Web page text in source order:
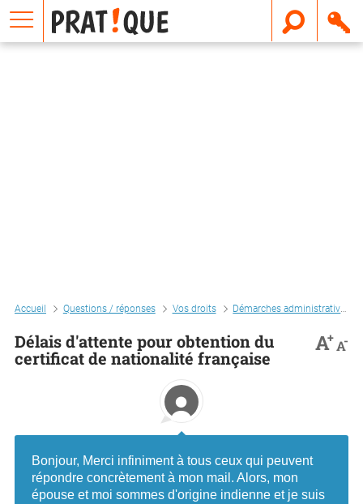
Accueil Questions / réponses Vos droits Démarches administratives
Délais d'attente pour obtention du
certificat de nationalité française
A+A-
Bonjour, Merci infiniment à tous ceux qui peuvent
répondre concrètement à mon mail. Alors, mon
épouse et moi sommes d'origine indienne et je suis
E
m
a